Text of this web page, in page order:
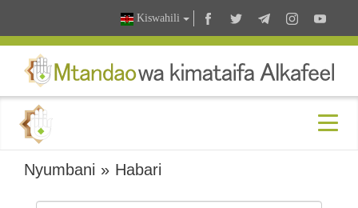
Kiswahili
Nyumbani » Habari